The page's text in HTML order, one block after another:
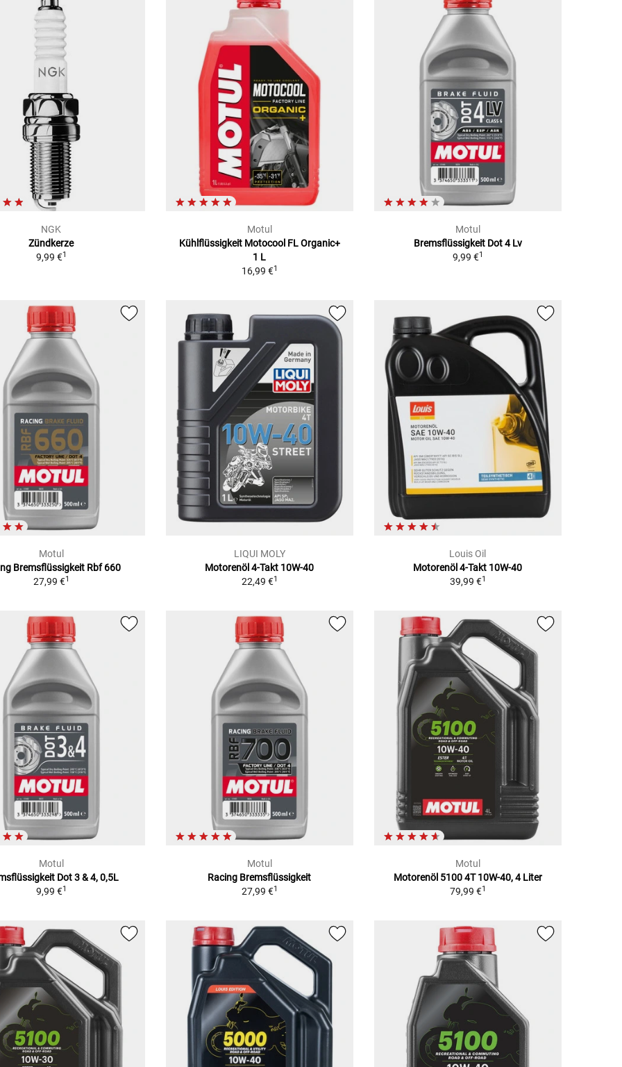
NGK
Zündkerze
9,99 €1
Motul
Kühlflüssigkeit Motocool FL Organic+
1 L
16,99 €1
Motul
Bremsflüssigkeit Dot 4 Lv
9,99 €1
Motul
Bremsflüssigkeit Rbf 660
27,99 €1
LIQUI MOLY
Motorenöl 4-Takt 10W-40
22,49 €1
Louis Oil
Motorenöl 4-Takt 10W-40
39,99 €1
Motul
Dot 3 & 4, 0,5L
9,99 €1
Motul
Racing Bremsflüssigkeit
27,99 €1
Motul
Motorenöl 5100 4T 10W-40, 4 Liter
79,99 €1